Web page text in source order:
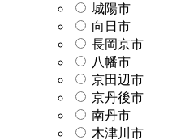
城陽市
向日市
長岡京市
八幡市
京田辺市
京丹後市
南丹市
木津川市